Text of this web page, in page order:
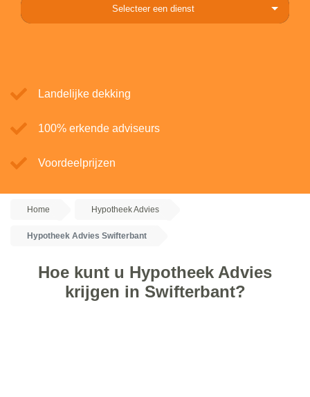
Selecteer een dienst
Landelijke dekking
100% erkende adviseurs
Voordeelprijzen
Home Hypotheek Advies
Hypotheek Advies Swifterbant
Hoe kunt u Hypotheek Advies
krijgen in Swifterbant?